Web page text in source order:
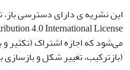
این نشریه ی دارای دسترسی باز،
می‌شود که اجازه اشتراک (تکثیر و
(بازترکیب، تغییر شکل و